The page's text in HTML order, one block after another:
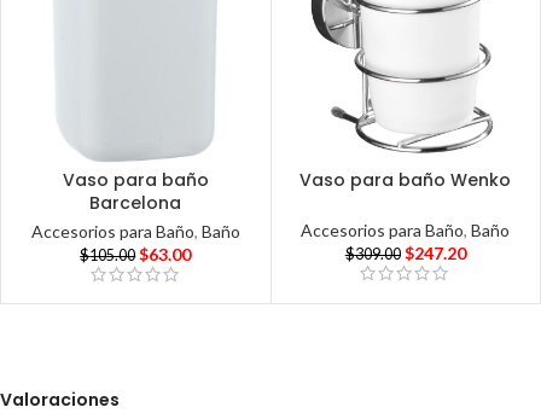
Vaso para baño
Barcelona
Accesorios para Baño, Baño
$105.00 $63.00
Vaso para baño Wenko
Accesorios para Baño,Baño
$309.00 $247.20
Valoraciones